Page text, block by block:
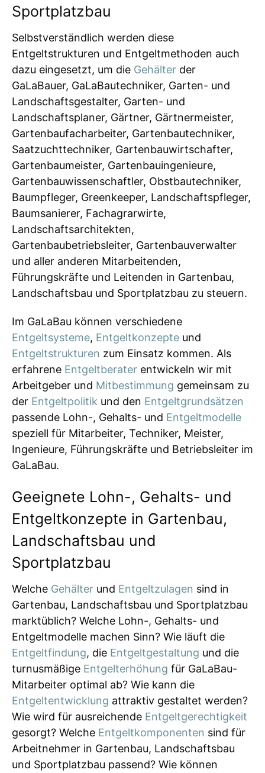
Sportplatzbau
Selbstverständlich werden diese
Entgeltstrukturen und Entgeltmethoden auch
dazu eingesetzt, um die Gehälter der
GaLaBauer, GaLaBautechniker, Garten- und
Landschaftsgestalter, Garten- und
Landschaftsplaner, Gärtner, Gärtnermeister,
Gartenbaufacharbeiter, Gartenbautechniker,
Saatzuchttechniker, Gartenbauwirtschafter,
Gartenbaumeister, Gartenbauingenieure,
Gartenbauwissenschaftler, Obstbautechniker,
Baumpfleger, Greenkeeper, Landschaftspfleger,
Baumsanierer, Fachagrarwirte,
Landschaftsarchitekten,
Gartenbaubetriebsleiter, Gartenbauverwalter
und aller anderen Mitarbeitenden,
Führungskräfte und Leitenden in Gartenbau,
Landschaftsbau und Sportplatzbau zu steuern.
Im GaLaBau können verschiedene
Entgeltsysteme, Entgeltkonzepte und
Entgeltstrukturen zum Einsatz kommen. Als
erfahrene Entgeltberater entwickeln wir mit
Arbeitgeber und Mitbestimmung gemeinsam zu
der Entgeltpolitik und den Entgeltgrundsätzen
passende Lohn-, Gehalts- und Entgeltmodelle
speziell für Mitarbeiter, Techniker, Meister,
Ingenieure, Führungskräfte und Betriebsleiter im
GaLaBau.
Geeignete Lohn-, Gehalts- und
Entgeltkonzepte in Gartenbau,
Landschaftsbau und
Sportplatzbau
Welche Gehälter und Entgeltzulagen sind in
Gartenbau, Landschaftsbau und Sportplatzbau
marktüblich? Welche Lohn-, Gehalts- und
Entgeltmodelle machen Sinn? Wie läuft die
Entgeltfindung, die Entgeltgestaltung und die
turnusmäßige Entgelterhöhung für GaLaBau-
Mitarbeiter optimal ab? Wie kann die
Entgeltentwicklung attraktiv gestaltet werden?
Wie wird für ausreichende Entgeltgerechtigkeit
gesorgt? Welche Entgeltkomponenten sind für
Arbeitnehmer in Gartenbau, Landschaftsbau
und Sportplatzbau passend? Wie können